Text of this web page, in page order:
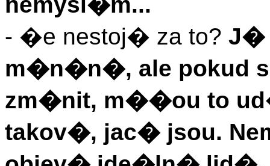
- �e nestoj� za to? J�
m�n�n�, ale pokud
zm�nit, m��ou to
takov�, jac� jsou.